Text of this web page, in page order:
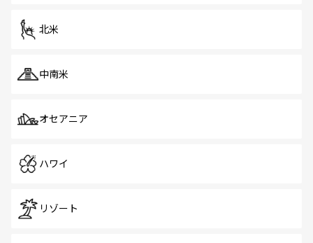
北米
中南米
オセアニア
ハワイ
リゾート